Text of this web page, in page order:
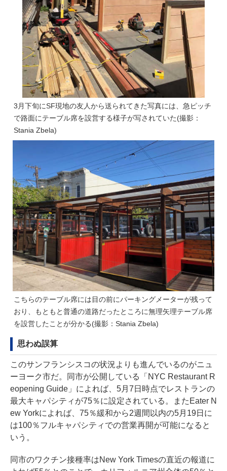
3月下旬にSF現地の友人から送られてきた写真には、急ピッチ
で路面にテーブル席を設営する様子が写されていた(撮影：
Stania Zbela)
こちらのテーブル席には目の前にパーキングメーターが残って
おり、もともと普通の道路だったところに無理矢理テーブル席
を設営したことが分かる(撮影：Stania Zbela)
思わぬ誤算
このサンフランシスコの状況よりも進んでいるのがニュ
ーヨーク市だ。同市が公開している「 NYC Restaurant R
eopening Guide」によれば、5月7日時点でレストランの
最大キャパシティが75％に設定されている。また Eater N
ew Yorkによれば、75％緩和から2週間以内の5月19日に
は100％フルキャパシティでの営業再開が可能になると
いう。
同市のワクチン接種率はNew York Timesの直近の報道に